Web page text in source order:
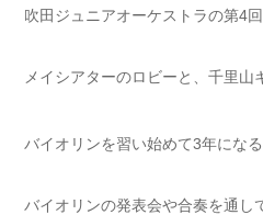
吹田ジュニアオーケストラの第4回
メイシアターのロビーと、千里山
バイオリンを習い始めて3年にな
バイオリンの発表会や合奏を通し